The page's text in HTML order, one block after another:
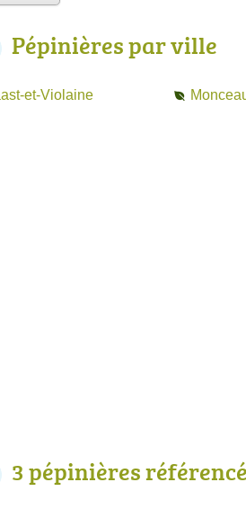
Pépinières par ville
et-Violaine
3 pépinières